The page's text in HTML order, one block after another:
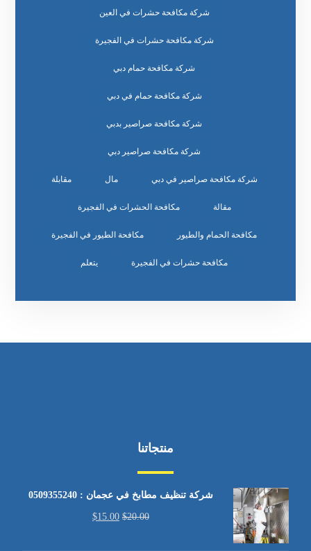
شركة مكافحة حشرات في العين
شركة مكافحة حشرات في الفجيرة
شركة مكافحة حمام دبي
شركة مكافحة حمام في دبي
شركة مكافحة صراصير بدبي
شركة مكافحة صراصير دبي
شركة مكافحة صراصير في دبي مال مقابلة
مقالة مكافحة الحشرات في الفجيرة
مكافحة الحمام والطيور مكافحة الطيور في الفجيرة
مكافحة حشرات في الفجيرة يتعلم
منتجاتنا
شركة تنظيف مطابخ في عجمان : 0509355240
$20.00
$15.00